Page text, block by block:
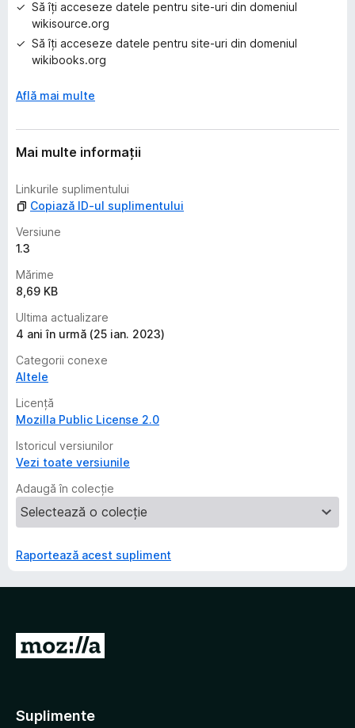
Să îți acceseze datele pentru site-uri din domeniul
wikisource.org
Să îți acceseze datele pentru site-uri din domeniul
wikibooks.org
Află mai multe
Mai multe informații
Linkurile suplimentului
Copiază ID-ul suplimentului
Versiune
1.3
Mărime
8,69 KB
Ultima actualizare
4 ani în urmă (25 ian. 2023)
Categorii conexe
Altele
Licență
Mozilla Public License 2.0
Istoricul versiunilor
Vezi toate versiunile
Adaugă în colecție
Raportează acest supliment
D
t
Suplimente